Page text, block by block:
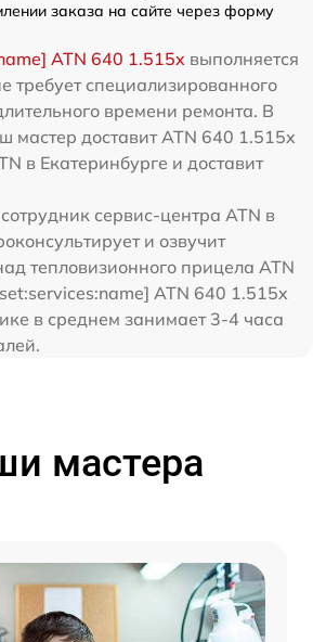
заказа на сайте через форму
ATN 640 1.515x выполняется
требует специализированного
времени ремонта. В
мастер доставит ATN 640 1.515x
в Екатеринбурге и доставит
сервис-центра ATN в
и озвучит
тепловизионного прицела ATN
ATN 640 1.515x
в среднем занимает 3-4 часа
мастера